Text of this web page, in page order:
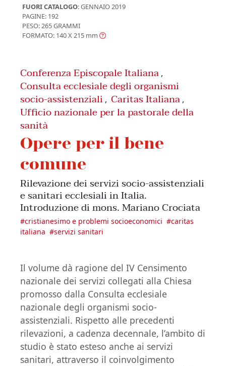
FUORI CATALOGO: GENNAIO 2019
PAGINE: 192
PESO: 265 GRAMMI
FORMATO: 140 X 215 mm
Conferenza Episcopale Italiana ,
Consulta ecclesiale degli organismi
socio-assistenziali , Caritas Italiana ,
Ufficio nazionale per la pastorale della
sanità
Opere per il bene
comune
Rilevazione dei servizi socio-assistenziali
e sanitari ecclesiali in Italia.
Introduzione di mons. Mariano Crociata
#cristianesimo e problemi socioeconomici #caritas
italiana #servizi sanitari
Il volume dà ragione del IV Censimento
nazionale dei servizi collegati alla Chiesa
promosso dalla Consulta ecclesiale
nazionale degli organismi socio-
assistenziali. Rispetto alle precedenti
rilevazioni, a cadenza decennale, l’ambito di
studio è stato esteso anche ai servizi
sanitari, attraverso il coinvolgimento